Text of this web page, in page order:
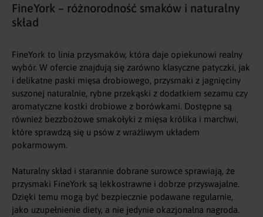
FineYork – różnorodność smaków i naturalny
skład
FineYork to linia przysmaków, która daje opiekunowi realny
wybór. W ofercie znajdują się zarówno klasyczne patyczki, jak
i delikatne paski mięsa drobiowego, przysmaki z jagnięciny
suszonej naturalnie, rybne przekąski z dodatkiem sezamu czy
aromatyczne kostki drobiowe z borówkami. Dostępne są
również bezzbożowe smakołyki z mięsa królika i marchwi,
które sprawdzą się u psów z wrażliwym układem
pokarmowym.
Naturalny skład i starannie dobrane surowce sprawiają, że
przysmaki FineYork są lekkostrawne i dobrze przyswajalne.
Dzięki temu mogą być bezpiecznie podawane regularnie,
jako uzupełnienie diety, a nie jedynie okazjonalna nagroda.